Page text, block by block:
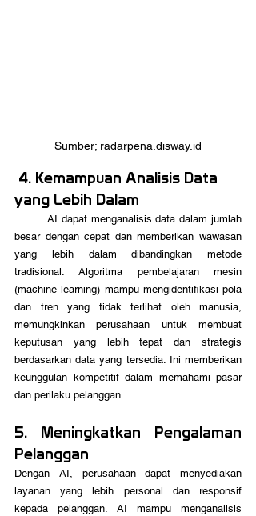
Sumber; radarpena.disway.id
4. Kemampuan Analisis Data
yang Lebih Dalam
besar dengan cepat dan memberikan wawasan
yang lebih dalam dibandingkan metode
tradisional. Algoritma pembelajaran mesin
(machine learning) mampu mengidentifikasi pola
dan tren yang tidak terlihat oleh manusia,
memungkinkan perusahaan untuk membuat
keputusan yang lebih tepat dan strategis
berdasarkan data yang tersedia. Ini memberikan
keunggulan kompetitif dalam memahami pasar
dan perilaku pelanggan.
5. Meningkatkan Pengalaman
Pelanggan
Dengan AI, perusahaan dapat menyediakan
layanan yang lebih personal dan responsif
kepada pelanggan. AI mampu menganalisis